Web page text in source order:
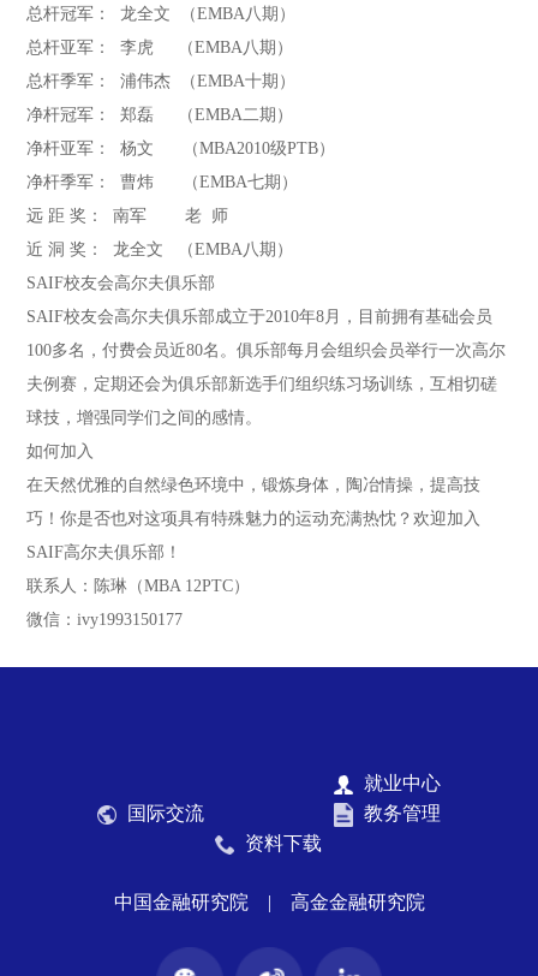
总杆冠军： 龙全文 （EMBA八期）
总杆亚军： 李虎 （EMBA八期）
总杆季军： 浦伟杰 （EMBA十期）
净杆冠军： 郑磊 （EMBA二期）
净杆亚军： 杨文 （MBA2010级PTB）
净杆季军： 曹炜 （EMBA七期）
远 距 奖： 南军 老 师
近 洞 奖： 龙全文 （EMBA八期）
SAIF校友会高尔夫俱乐部
SAIF校友会高尔夫俱乐部成立于2010年8月，目前拥有基础会员
100多名，付费会员近80名。俱乐部每月会组织会员举行一次高尔
夫例赛，定期还会为俱乐部新选手们组织练习场训练，互相切磋
球技，增强同学们之间的感情。
如何加入
在天然优雅的自然绿色环境中，锻炼身体，陶冶情操，提高技
巧！你是否也对这项具有特殊魅力的运动充满热忱？欢迎加入
SAIF高尔夫俱乐部！
联系人：陈琳（MBA 12PTC）
微信：ivy1993150177
就业中心
国际交流
教务管理
资料下载
中国金融研究院 | 高金金融研究院